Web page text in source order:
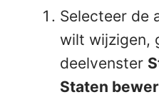
Selecteer de
wilt wijzigen,
deelvenster
Staten